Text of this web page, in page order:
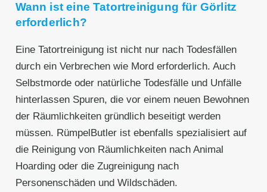
Wann ist eine Tatortreinigung für Görlitz
erforderlich?
Eine Tatortreinigung ist nicht nur nach Todesfällen
durch ein Verbrechen wie Mord erforderlich. Auch
Selbstmorde oder natürliche Todesfälle und Unfälle
hinterlassen Spuren, die vor einem neuen Bewohnen
der Räumlichkeiten gründlich beseitigt werden
müssen. RümpelButler ist ebenfalls spezialisiert auf
die Reinigung von Räumlichkeiten nach Animal
Hoarding oder die Zugreinigung nach
Personenschäden und Wildschäden.